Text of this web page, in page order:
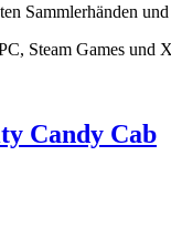
Sammlerhänden
Steam Games und
Candy Cab